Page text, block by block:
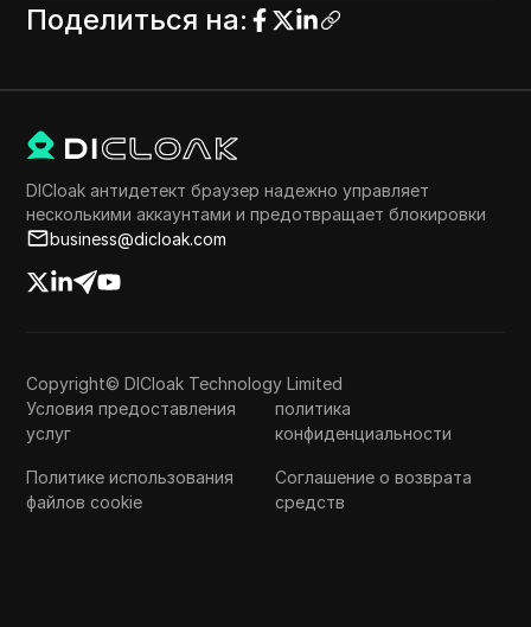
Поделиться на:
DICloak антидетект браузер надежно управляет
несколькими аккаунтами и предотвращает блокировки
business@dicloak.com
Copyright© DICloak Technology Limited
Условия предоставления
услуг
политика
конфиденциальности
Политике использования
файлов cookie
Соглашение о возврата
средств